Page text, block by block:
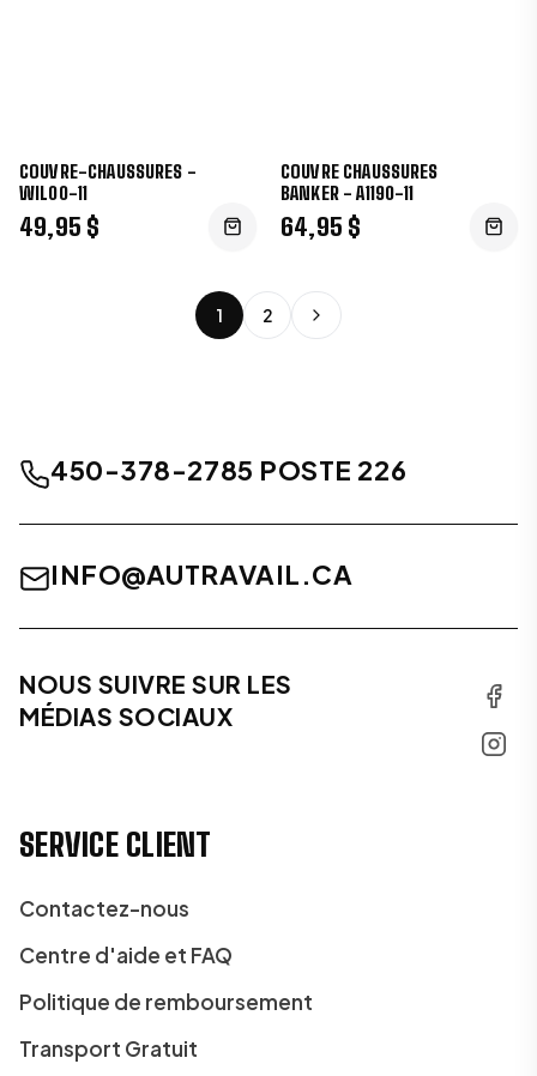
COUVRE-CHAUSSURES -
WIL00-11
49,95 $
COUVRE CHAUSSURES
BANKER - A1190-11
64,95 $
1 2
450-378-2785 POSTE 226
INFO@AUTRAVAIL.CA
NOUS SUIVRE SUR LES
MÉDIAS SOCIAUX
SERVICE CLIENT
Contactez-nous
Centre d'aide et FAQ
Politique de remboursement
Transport Gratuit